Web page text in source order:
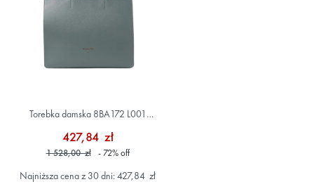
Torebka damska 8BA172 L001
427,84 zł
1 528,00 zł - 72%off
Najniższa cena z 30 dni: 427,84 zł